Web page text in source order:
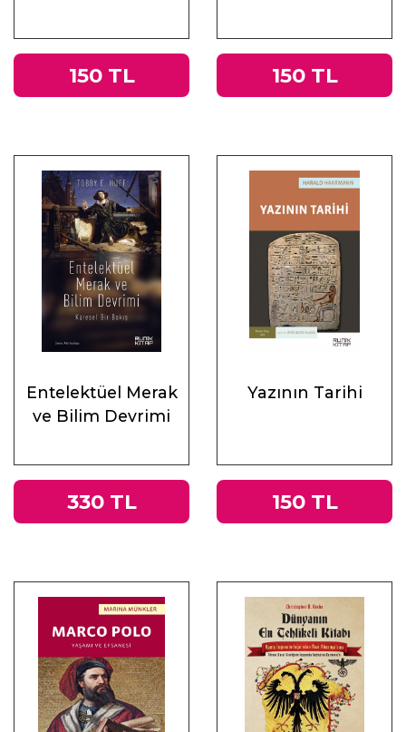
150 TL
Muhasebeler
150 TL
Entelektüel Merak
ve Bilim Devrimi
330 TL
Yazının Tarihi
150 TL